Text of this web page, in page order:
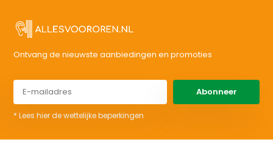
Ontvang de nieuwste aanbiedingen en promoties
Abonneer
* Lees hier de wettelijke beperkingen